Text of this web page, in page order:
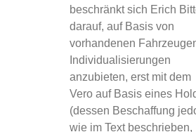
beschränkt sich Erich
darauf, auf Basis von
vorhandenen
Individualisierungen
anzubieten, erst mit dem
Vero auf Basis eines
(dessen Beschaffung
wie im Text beschrieben,